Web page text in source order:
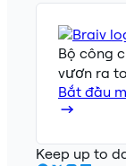
Bộ công
vươn ra
Bắt đầu
Keep up to